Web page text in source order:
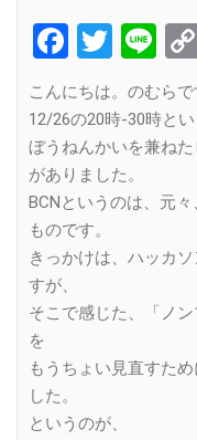
こんにちは。のむらで
12/26の20時-30時とい
ぼうねんかいを兼ね
がありました。
BCNというのは、元
ものです。
きっかけは、ハッカ
すが、
そこで感じた、「ノ
を
もうちょい見直すた
した。
というのが、